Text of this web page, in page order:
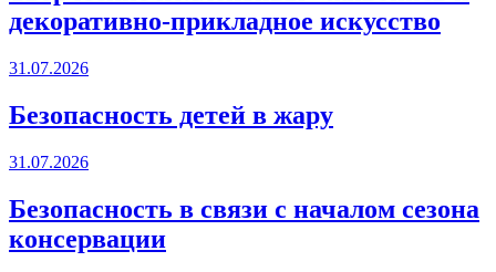
декоративно-прикладное искусство
31.07.2026
Безопасность детей в жару
31.07.2026
Безопасность в связи с началом сезона
консервации